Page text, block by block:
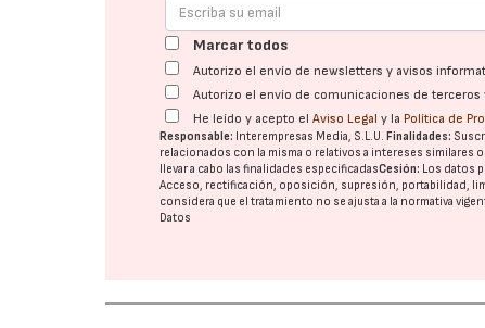
Marcar todos
Autorizo el envío de newsletters y avisos
Autorizo el envío de comunicaciones de
He leído y acepto elAviso Legal y la Política de
Responsable: Interempresas Media, S.L.U.Finalidades:
relacionados con la misma o relativos a intereses similares
llevar a cabo las finalidades especificadasCesión: Los datos
Acceso, rectificación, oposición, supresión, portabilidad,
considera que el tratamiento no se ajusta a la normativa
Datos